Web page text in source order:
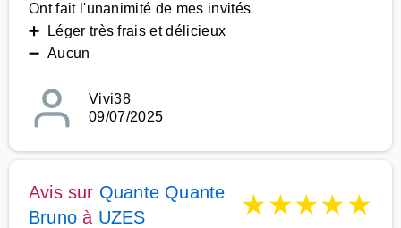
Ont fait l'unanimité de mes invités
➕ Léger très frais et délicieux
➖ Aucun
Vivi38
09/07/2025
Avis sur Quante Quante
Bruno à UZES ★★★★★